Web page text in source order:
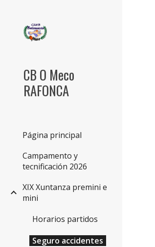
CB O Meco
RAFONCA
Página principal
Campamento y
tecnificación 2026
XIX Xuntanza premini e
mini
Horarios partidos
Seguro accidentes